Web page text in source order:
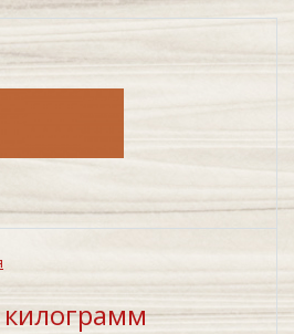
килограмм